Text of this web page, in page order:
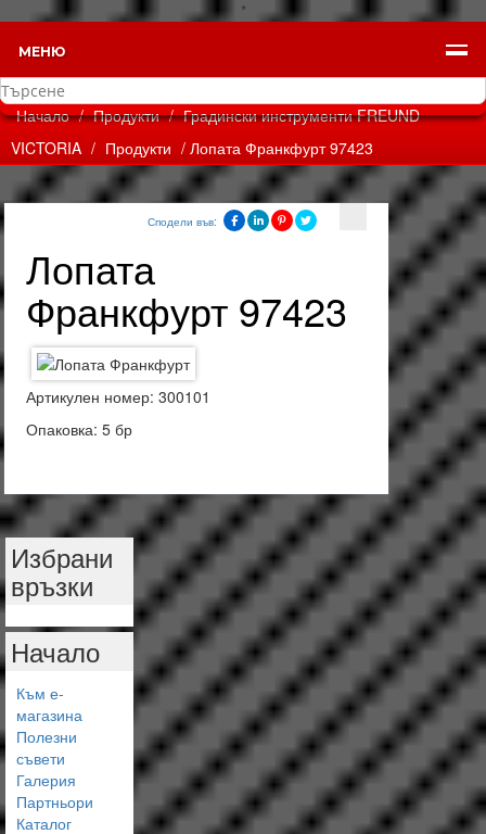
*
МЕНЮ
Начало / Продукти / Градински инструменти FREUND
VICTORIA / Продукти / Лопата Франкфурт 97423
Сподели във:
Лопата
Франкфурт 97423
Артикулен номер: 300101
Опаковка: 5 бр
Избрани
връзки
Начало
Към е-
магазина
Полезни
съвети
Галерия
Партньори
Каталог